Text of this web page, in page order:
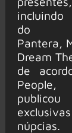
incluindo
do
Pantera,
Dream
de
núpcias.